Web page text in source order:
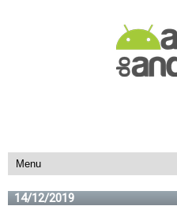
14/12/2019